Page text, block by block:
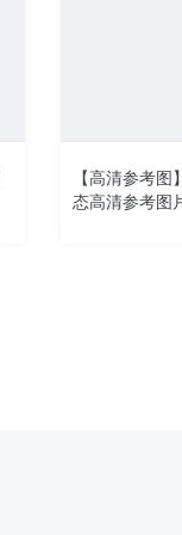
【高清参考
态高清参考图